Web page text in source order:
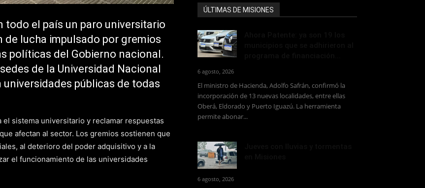
todo el país un paro universitario
de lucha impulsado por gremios
políticas del Gobierno nacional.
de la Universidad Nacional
públicas de todas
sistema universitario y reclamar respuestas
afectan al sector. Los gremios sostienen que
al deterioro del poder adquisitivo y a la
el funcionamiento de las universidades
ÚLTIMAS DE MISIONES
6 agosto, 2026
El ministro de Hacienda, Adolfo Safrán, confirmó la
incorporación de 13 nuevas localidades, entre ellas
Oberá, Eldorado y Puerto Iguazú. La herramienta
permite abonar...
6 agosto, 2026